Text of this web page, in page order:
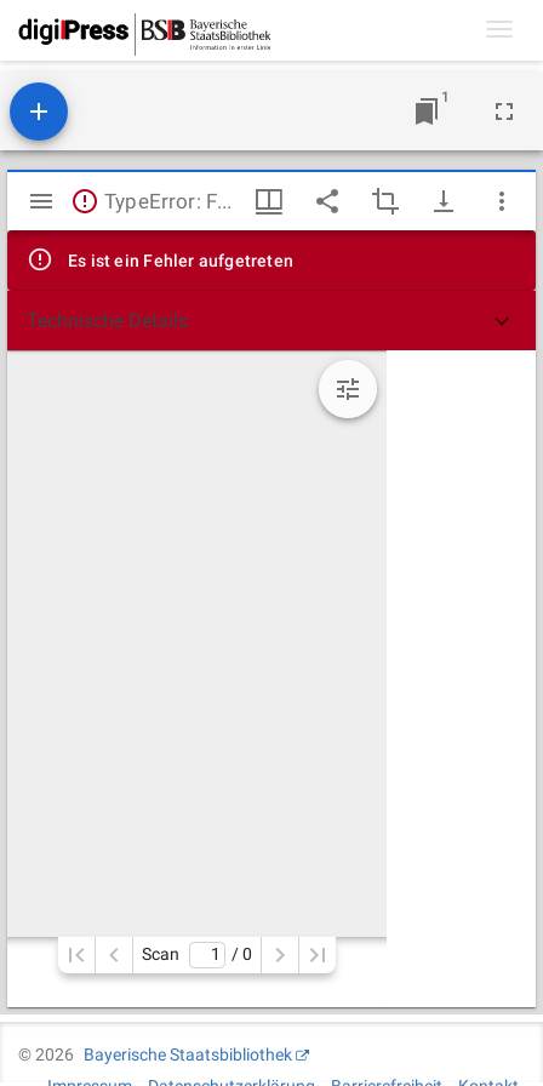
1
Mirador
Viewer
TypeError: Failed to fetch
Es ist ein Fehler aufgetreten
Technische Details
Scan / 0
©2026
Bayerische Staatsbibliothek